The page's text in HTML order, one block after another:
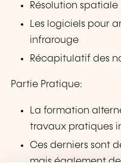
Résolution spatiale
Les logiciels pour
infrarouge
Récapitulatif des
Partie Pratique:
La formation
travaux pratiques
Ces derniers sont